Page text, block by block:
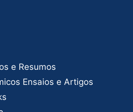
e Resumos
Ensaios e Artigos